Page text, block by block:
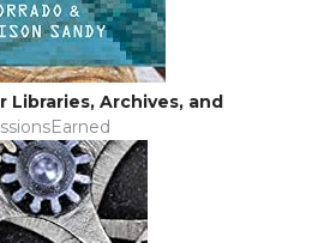
Archives, and